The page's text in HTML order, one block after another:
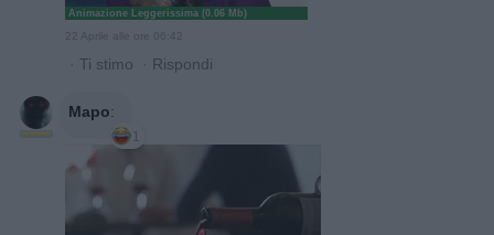
Animazione Leggerissima (0.06 Mb)
22 Aprile alle ore 06:42
· Ti stimo · Rispondi
Mapo:
1